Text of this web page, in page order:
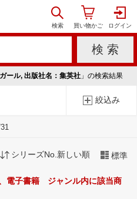
ール, 出版社名：集英社 」の検索結果
絞込み
シリーズNo.新しい順 標準
電子書籍 ジャンル内に該当商